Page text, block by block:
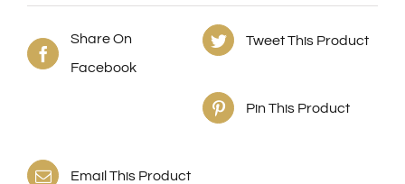
Share On
Facebook
Tweet This Product
Pin This Product
Email This Product